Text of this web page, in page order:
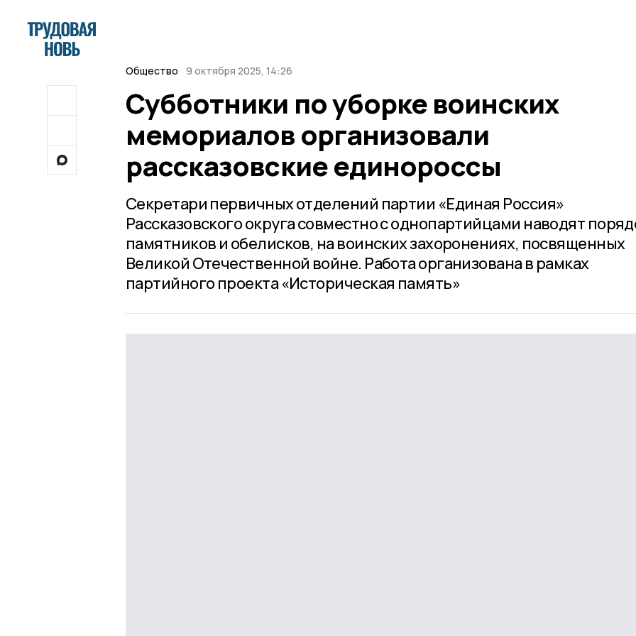
Общество 9 октября 2025, 14:26
Субботники по уборке воинских
мемориалов организовали
рассказовские единороссы
Секретари первичных отделений партии «Единая Россия»
Рассказовского округа совместно с однопартийцами наводят
памятников и обелисков, на воинских захоронениях, посвященных
Великой Отечественной войне. Работа организована в рамках
партийного проекта «Историческая память»